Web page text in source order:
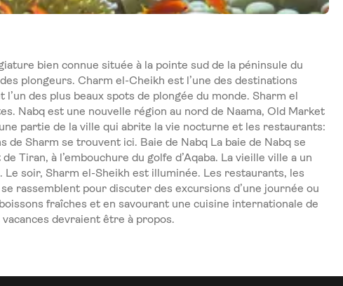
bien connue située à la pointe sud de la péninsule du
plongeurs. Charm el-Cheikh est l’une des destinations
des plus beaux spots de plongée du monde. Sharm el
Nabq est une nouvelle région au nord de Naama, Old Market
partie de la ville qui abrite la vie nocturne et les restaurants:
Sharm se trouvent ici. Baie de Nabq La baie de Nabq se
à l’embouchure du golfe d’Aqaba. La vieille ville a un
soir, Sharm el-Sheikh est illuminée. Les restaurants, les
rassemblent pour discuter des excursions d’une journée ou
fraîches et en savourant une cuisine internationale de
devraient être à propos.